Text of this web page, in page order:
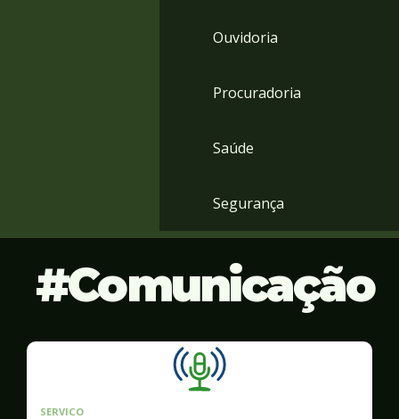
Ouvidoria
Procuradoria
Saúde
Segurança
Comunicação
SERVICO